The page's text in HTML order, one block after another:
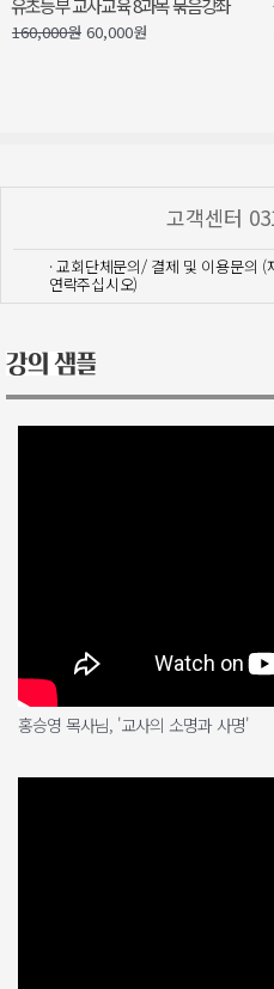
유초등부 교사교육 8과목 묶음강좌
160,000원 60,000원
고객센터
· 교회단체문의/ 결제 및 이용문의
연락주십시오)
홍승영 목사님, '교사의 소명과 사명'